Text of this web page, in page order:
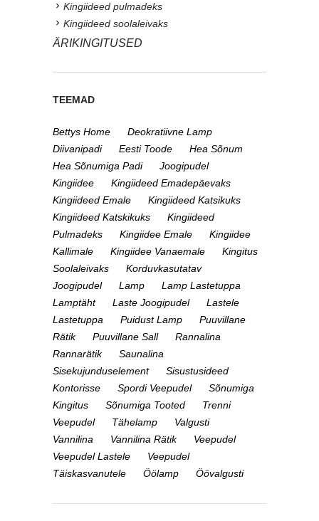
Kingiideed pulmadeks
Kingiideed soolaleivaks
ÄRIKINGITUSED
TEEMAD
Bettys Home
Deokratiivne Lamp
Diivanipadi
Eesti Toode
Hea Sõnum
Hea Sõnumiga Padi
Joogipudel
Kingiidee
Kingiideed Emadepäevaks
Kingiideed Emale
Kingiideed Katsikuks
Kingiideed Katskikuks
Kingiideed
Pulmadeks
Kingiidee Emale
Kingiidee
Kallimale
Kingiidee Vanaemale
Kingitus
Soolaleivaks
Korduvkasutatav
Joogipudel
Lamp
Lamp Lastetuppa
Lamptäht
Laste Joogipudel
Lastele
Lastetuppa
Puidust Lamp
Puuvillane
Rätik
Puuvillane Sall
Rannalina
Rannarätik
Saunalina
Sisekujunduselement
Sisustusideed
Kontorisse
Spordi Veepudel
Sõnumiga
Kingitus
Sõnumiga Tooted
Trenni
Veepudel
Tähelamp
Valgusti
Vannilina
Vannilina Rätik
Veepudel
Veepudel Lastele
Veepudel
Täiskasvanutele
Öölamp Öövalgusti